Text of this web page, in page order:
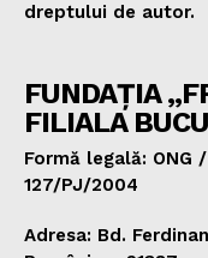
dreptului de autor.
FUNDAȚIA
FILIALA
Formă legală: ONG
127/PJ/2004
Adresa: Bd.